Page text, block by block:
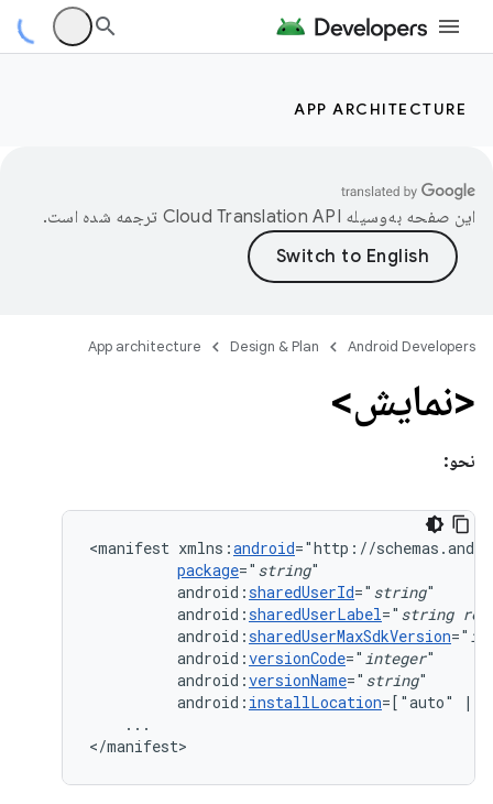
APP ARCHITECTURE
این صفحه به‌وسیله ترجمه شده است.
Android Developers
Design & Plan
App architecture
<نمایش>
نحو:
<manifest xmlns:android
package=" string
android:sharedUserId=" string
android:sharedUserLabel=" string
android:sharedUserMaxSdkVersion="
android:versionCode=" integer
android:versionName=" string
android: installLocation=["auto" |
...
</manifest>